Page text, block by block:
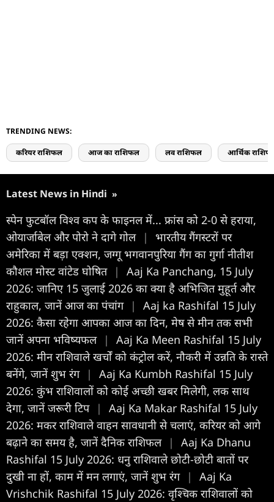
TRENDING NEWS:
करियर राशिफल आज का राशिफल लव राशिफल आर्थिक
Latest News in Hindi »
स्पेन फुटबॉल विश्व कप के फाइनल में... फ्रांस को 2-0 से हराया,
ओयार्जाबेल और पोरो ने दागे गोल |
भारतीय गैंगस्टरों पर
अमेरिका में बड़ा एक्शन, जग्गू भगवानपुरिया गैंग का गुर्गा नीतीश
कौशल मोस्ट वांटेड घोषित |
Aaj Ka Panchang, 15 July
2026: जानिए 15 जुलाई 2026 का क्या है अभिजित मुहूर्त और
राहुकाल, जानें आज का पंचांग |
Aaj ka Rashifal 15 July
2026: कैसा रहेगा आपका आज का द‍िन, मेष से मीन तक सभी
जानें अपना भविष्यफल |
Aaj Ka Meen Rashifal 15 July
2026: मीन राशिवाले खर्चों को कंट्रोल करें, नौकरी में उन्नति के रास्ते
बनेंगे, जानें शुभ रंग |
Aaj Ka Kumbh Rashifal 15 July
2026: कुंभ राशिवालों को कोई अच्छी खबर मिलेगी, लक साथ
देगा, जानें जरूरी टिप |
Aaj Ka Makar Rashifal 15 July
2026: मकर राशिवाले वाहन सावधानी से चलाएं, करियर को आगे
बढ़ाने का समय है, जानें दैनिक राशिफल |
Aaj Ka Dhanu
Rashifal 15 July 2026: धनु राशिवाले छोटी-छोटी बातों पर
दुखी ना हों, काम में मन लगाएं, जानें शुभ रंग |
Aaj Ka
Vrishchik Rashifal 15 July 2026: वृश्चिक राशिवालों को